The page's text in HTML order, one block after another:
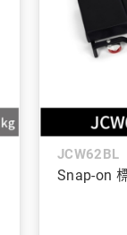
JCW62BL
Snap-on